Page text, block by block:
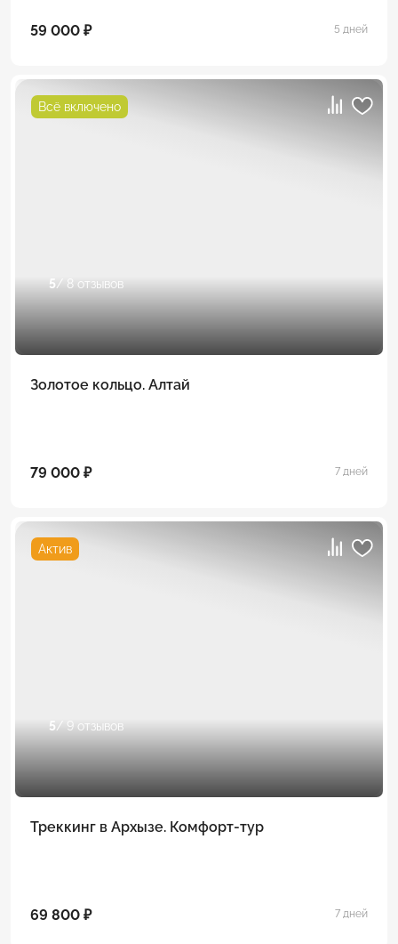
59 000 ₽ 5 дней
Всё включено
5/ 8 отзывов
Золотое кольцо. Алтай
79 000 ₽ 7 дней
Актив
5/ 9 отзывов
Треккинг в Архызе. Комфорт-тур
69 800 ₽ 7 дней